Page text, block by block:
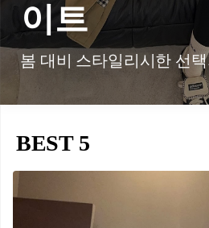
이트
봄 대비 스타일리시한 선
BEST 5